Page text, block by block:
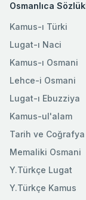
Osmanlıca
Kamus-ı Türki
Lugat-ı Naci
Kamus-ı Osmani
Lehce-i Osmani
Lugat-ı Ebuzziya
Kamus-ul'alam
Tarih ve Coğrafya
Memaliki Osmani
Y.Türkçe Lugat
Y.Türkçe Kamus